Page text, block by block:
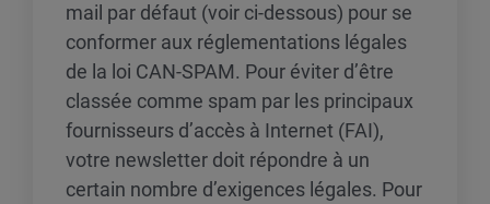
mail par défaut (voir ci-dessous) pour se
conformer aux réglementations légales
de la loi CAN-SPAM. Pour éviter d’être
classée comme spam par les principaux
fournisseurs d’accès à Internet (FAI),
votre newsletter doit répondre à un
certain nombre d’exigences légales. Pour